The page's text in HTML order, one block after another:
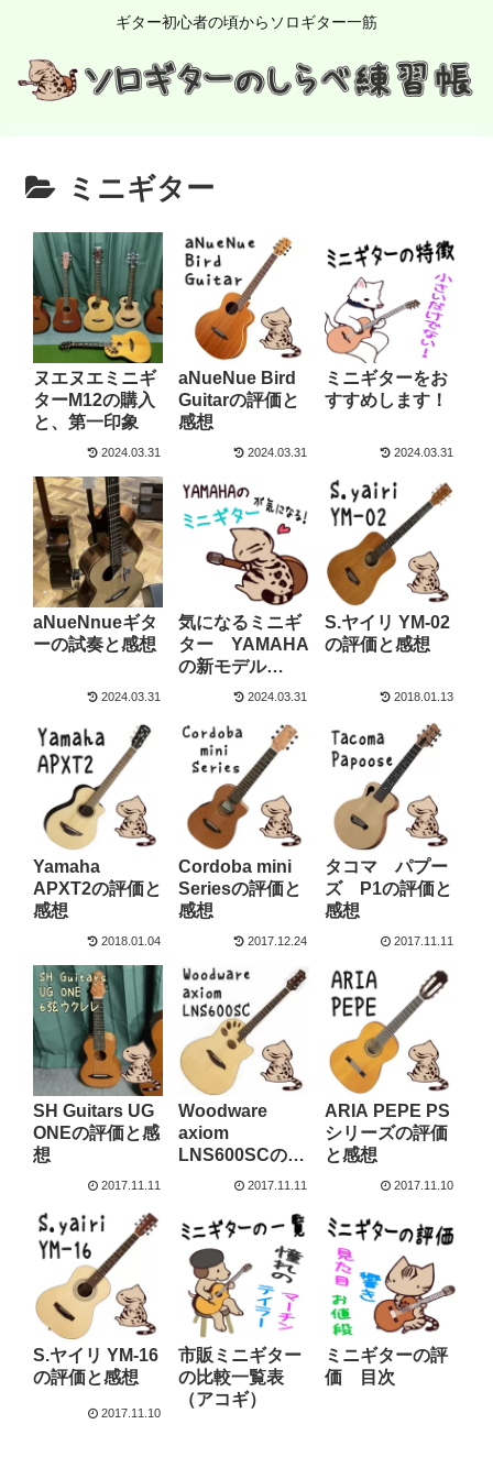
ギター初心者の頃からソロギター一筋
ミニギター
ヌエヌエミニギ
ターM12の購入
と、第一印象
2024.03.31
aNueNue Bird
Guitarの評価と
感想
2024.03.31
ミニギターをお
すすめします！
2024.03.31
aNueNnueギタ
ーの試奏と感想
2024.03.31
気になるミニギ
ター YAMAHA
の新モデル
「CSF1M2024.03.31
S.ヤイリ YM-02
の評価と感想
2018.01.13
Yamaha
APXT2の評価と
感想
2018.01.04
Cordoba mini
Seriesの評価と
感想
2017.12.24
タコマ パプー
ズ P1の評価と
感想
2017.11.11
SH Guitars UG
ONEの評価と感
想
2017.11.11
Woodware
axiom
LNS600SCの評
価と感想2017.11.11
ARIA PEPE PS
シリーズの評価
と感想
2017.11.10
S.ヤイリ YM-16
の評価と感想
2017.11.10
市販ミニギター
の比較一覧表
（アコギ）
ミニギターの評
価 目次